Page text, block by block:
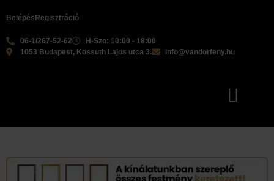
06-1/267-52-62
H-Szo: 10:00 - 18:00
1053 Budapest, Kossuth Lajos utca 3.
info@vandorfeny.hu
Belépés Regisztráció